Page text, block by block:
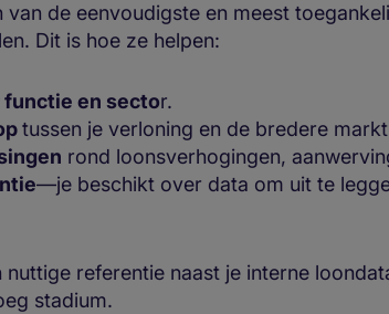
van de eenvoudigste en meest
Dit is hoe ze helpen:
en sector.
tussen je verloning en de bredere markt
rond loonsverhogingen,
—je beschikt over data om uit te
nuttige referentie naast je interne
stadium.